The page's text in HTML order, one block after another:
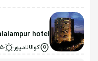
hotel
کوالالامپور 5شب